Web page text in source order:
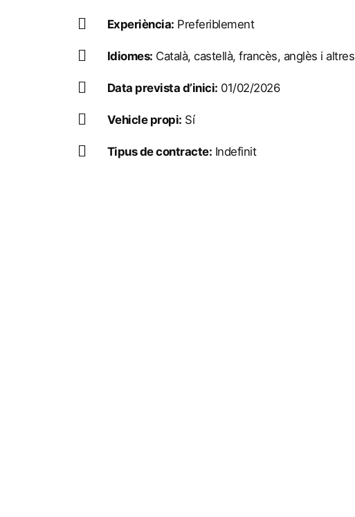
Experiència: Preferiblement
Idiomes: Català, castellà, francès, anglès i altres
Data prevista d’inici: 01/02/2026
Vehicle propi: Sí
Tipus de contracte: Indefinit